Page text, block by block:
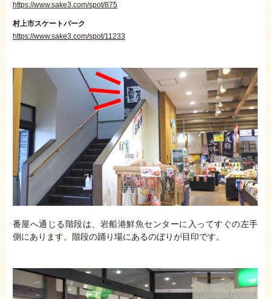
https://www.sake3.com/spot/875
村上市スケートパーク
https://www.sake3.com/spot/11233
番屋へ通じる階段は、岩船港鮮魚センターに入ってすぐの左手
側にあります。階段の踊り場にあるのぼりが目印です。